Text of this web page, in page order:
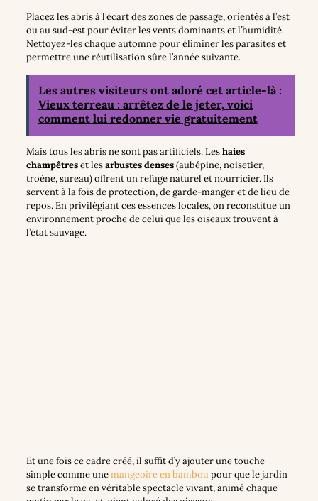
Placez les abris à l’écart des zones de passage, orientés à l’est
ou au sud-est pour éviter les vents dominants et l’humidité.
Nettoyez-les chaque automne pour éliminer les parasites et
permettre une réutilisation sûre l’année suivante.
Les autres visiteurs ont adoré cet article-là :
Vieux terreau : arrêtez de le jeter, voici
comment lui redonner vie gratuitement
Mais tous les abris ne sont pas artificiels. Leshaies
champêtreset lesarbustes denses(aubépine, noisetier,
troène, sureau) offrent un refuge naturel et nourricier. Ils
servent à la fois de protection, de garde-manger et de lieu de
repos. En privilégiant ces essences locales, on reconstitue un
environnement proche de celui que les oiseaux trouvent à
l’état sauvage.
Et une fois ce cadre créé, il suffit d’y ajouter une touche
simple comme unemangeoire en bamboupour que le jardin
se transforme en véritable spectacle vivant, animé chaque